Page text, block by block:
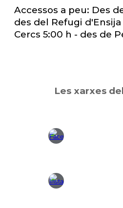
Accessos a peu: Des
des del Refugi
Cercs 5:00 h - des de
Les xarxes